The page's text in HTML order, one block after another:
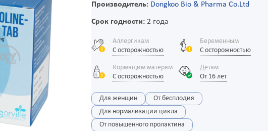
Производитель: Dongkoo Bio & Pharma Co.Ltd
Срок годности:2 года
Аллергикам
С осторожностью
Беременным
С осторожностью
Кормящим матерям
С осторожностью
Детям
От 16 лет
Для женщин
От бесплодия
Для нормализации цикла
От повышенного пролактина